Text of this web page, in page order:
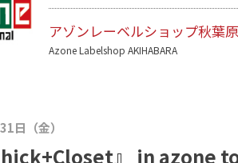
アゾンレーベルショップ秋葉原
Azone Labelshop AKIHABARA
日（金）
』 in azone